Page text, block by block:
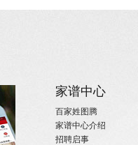
家谱中心
百家姓图腾
家谱中心介绍
招聘启事